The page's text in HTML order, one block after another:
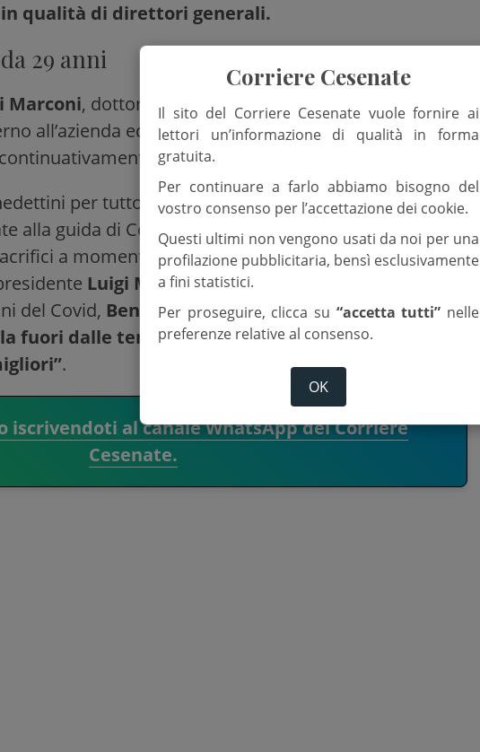
qualità di direttori generali.
29 anni
Marconi, dottore in giurisprudenza, lavora in Cocif da
all’azienda ed è stato consigliere del Consiglio di
per undici anni.
per tutto l’impegno profuso e per l’esperienza e
alla guida di Cocif in anni, in cui si sono alternati
a momenti di eccezionali risultati – le parole della
Luigi Marconi –. In anni di profonda crisi
del Covid, Benedettini ha sostenuto il timone
fuori dalle tempeste e riportandola alla
.
iscrivendoti al canale WhatsApp del Corriere
Cesenate.
Corriere Cesenate
Il sito del Corriere Cesenate vuole fornire ai
lettori un’informazione di qualità in forma
gratuita.
Per continuare a farlo abbiamo bisogno del
vostro consenso per l’accettazione dei cookie.
Questi ultimi non vengono usati da noi per una
profilazione pubblicitaria, bensì esclusivamente
a fini statistici.
Per proseguire, clicca su “accetta tutti” nelle
preferenze relative al consenso.
OK